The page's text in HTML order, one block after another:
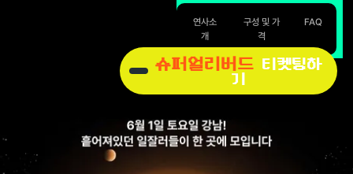
연사소
개
구성 및 가
격
FAQ
슈퍼얼리버드 티켓팅하
기